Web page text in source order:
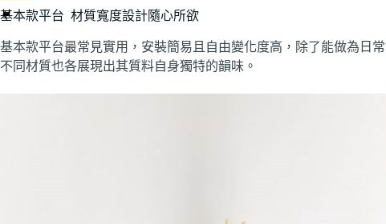
基本款平台 材質寬度設計隨心所欲
基本款平台最常見實用，安裝簡易且自由變化度高，除了能做為日
不同材質也各展現出其質料自身獨特的韻味。